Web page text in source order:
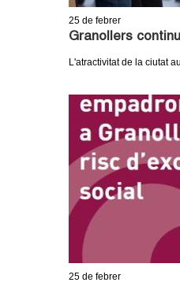
25 de febrer
Granollers
L'atractivitat de la ciutat
25 de febrer